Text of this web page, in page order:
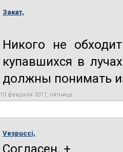
Закат,
Никого не
купавшихся в
должны понимать
10 февраля 2017, пятница
Vespucci,
Согласен. +